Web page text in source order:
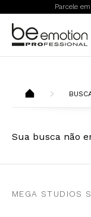
Parcele
Sua busca não
MEGA STUDIOS